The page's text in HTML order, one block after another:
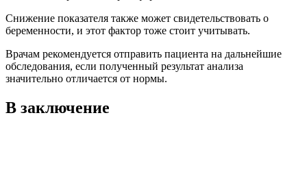
Снижение показателя также может свидетельствовать о
беременности, и этот фактор тоже стоит учитывать.
Врачам рекомендуется отправить пациента на дальнейшие
обследования, если полученный результат анализа
значительно отличается от нормы.
В заключение